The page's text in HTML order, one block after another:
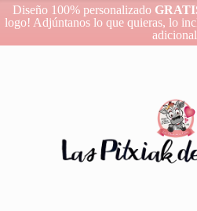
Diseño 100% personalizado
logo! Adjúntanos lo que quieras, lo